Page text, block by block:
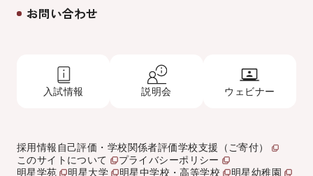
お問い合わせ
入試情報 説明会 ウェビナー
採用情報 自己評価・学校関係者評価学校支援（ご寄付）
このサイトについて
プライバシーポリシー
明星学苑
明星大学 明星中学校・高等学校 明星幼稚園